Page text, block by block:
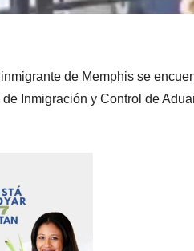
de Memphis se
Inmigración y Control de